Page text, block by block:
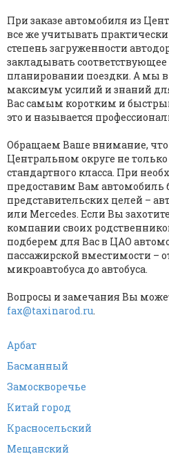
При заказе автомобиля из
все же учитывать
степень загруженности
закладывать
планировании поездки. А мы
максимум усилий и знаний
Вас самым коротким и
это и называется
Обращаем Ваше внимание, что
Центральном округе не
стандартного класса. При
предоставим Вам автомобиль
представительских целей –
или Mercedes. Если Вы
компании своих
подберем для Вас в ЦАО
пассажирской вместимости –
микроавтобуса до автобуса.
Вопросы и замечания Вы
fax@taxinarod.ru.
Арбат
Басманный
Замоскворечье
Китай город
Красносельский
Мещанский